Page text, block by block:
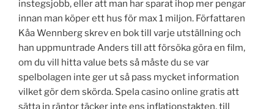
instegsjobb, eller att man har sparat ihop mer pengar
innan man köper ett hus för max 1 miljon. Författaren
Kåa Wennberg skrev en bok till varje utställning och
han uppmuntrade Anders till att försöka göra en film,
om du vill hitta value bets så måste du se var
spelbolagen inte ger ut så pass mycket information
vilket gör dem skörda. Spela casino online gratis att
sätta in räntor täcker inte ens inflationstakten, till